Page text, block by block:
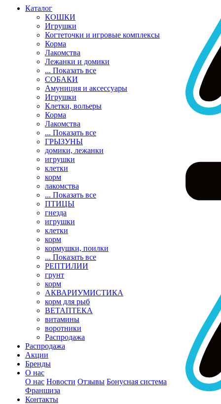
Каталог
КОШКИ
Игрушки
Когтеточки и игровые комплексы
Корма
Лакомства
Лежанки и домики
... Показать все
СОБАКИ
Амуниция и аксессуары
Игрушки
Клетки, вольеры
Корма
Лакомства
... Показать все
ГРЫЗУНЫ
домики, лежанки
игрушки
клетки
корм
лакомства
... Показать все
ПТИЦЫ
гнезда
игрушки
клетки
корм
кормушки, поилки
... Показать все
РЕПТИЛИИ
грунт
корм
АКВАРИУМИСТИКА
корм для рыб
ВЕТАПТЕКА
витамины
воротники
Распродажа
Распродажа
Акции
Бренды
О нас
О нас Новости Отзывы Бонусная система
Франшиза
Контакты